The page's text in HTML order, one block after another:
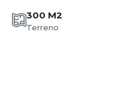
300 M2
Terreno